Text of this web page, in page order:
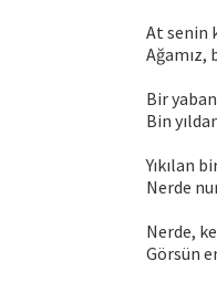
At senin
Bir
Bin
Yıkılan
Nerde
Nerde,
Görsün